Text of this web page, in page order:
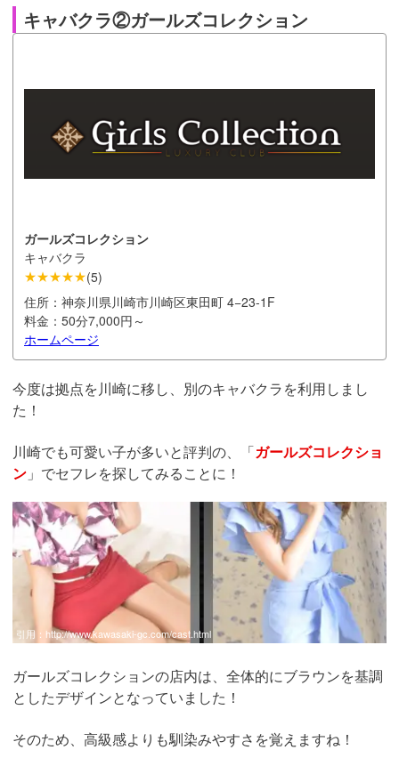
キャバクラ②ガールズコレクション
ガールズコレクション
キャバクラ
★★★★★(5)
住所： 神奈川県川崎市川崎区東田町 4−23-1F
料金： 50分7,000円～
ホームページ
今度は拠点を川崎に移し、別のキャバクラを利用しまし
た！
川崎でも可愛い子が多いと評判の、「ガールズコレクショ
ン 」でセフレを探してみることに！
引用： http://www.kawasaki-gc.com/cast.html
ガールズコレクションの店内は、全体的にブラウンを基調
としたデザインとなっていました！
そのため、高級感よりも馴染みやすさを覚えますね！